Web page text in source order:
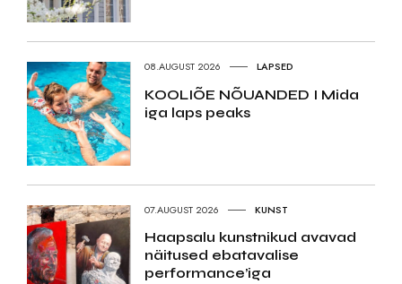
08.AUGUST 2026 LAPSED
KOOLIÕE NÕUANDED I Mida
iga laps peaks
07.AUGUST 2026 KUNST
Haapsalu kunstnikud avavad
näitused ebatavalise
performance’iga